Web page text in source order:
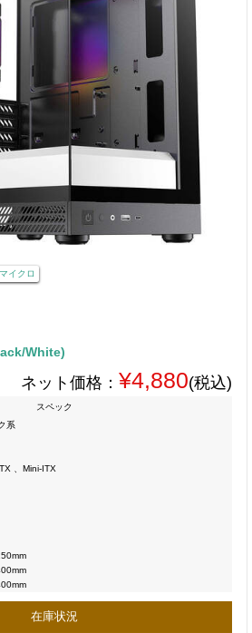
マイクロ
White)
ネット価格： ¥4,880(税込)
スペック
系
、Mini-ITX
在庫状況